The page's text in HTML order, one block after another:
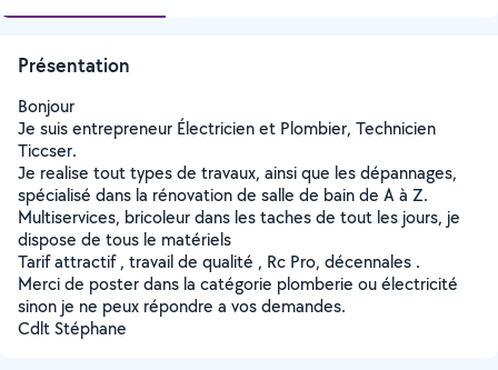
Présentation
Bonjour
Je suis entrepreneur Électricien et Plombier, Technicien
Ticcser.
Je realise tout types de travaux, ainsi que les dépannages,
spécialisé dans la rénovation de salle de bain de A à Z.
Multiservices, bricoleur dans les taches de tout les jours, je
dispose de tous le matériels
Tarif attractif , travail de qualité , Rc Pro, décennales .
Merci de poster dans la catégorie plomberie ou électricité
sinon je ne peux répondre a vos demandes.
Cdlt Stéphane